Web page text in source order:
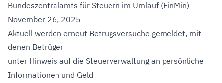
Bundeszentralamts für Steuern im Umlauf (FinMin)
November 26, 2025
Aktuell werden erneut Betrugsversuche gemeldet, mit
denen Betrüger
unter Hinweis auf die Steuerverwaltung an persönliche
Informationen und Geld